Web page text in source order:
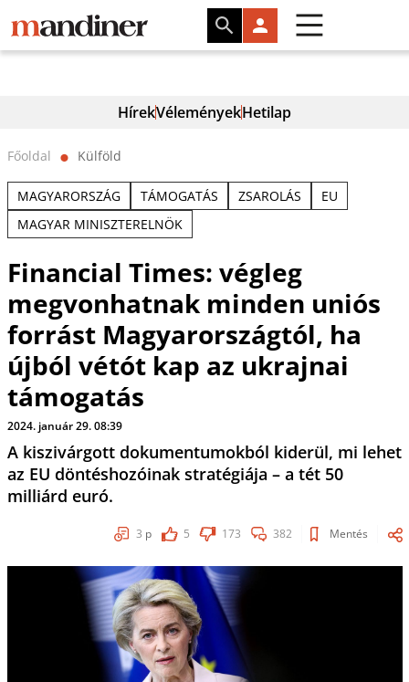
HírekVéleményekHetilap
Főoldal ⬤ Külföld
MAGYARORSZÁG TÁMOGATÁS ZSAROLÁS
EU
MAGYAR MINISZTERELNÖK
Financial Times: végleg
megvonhatnak minden uniós
forrást Magyarországtól, ha
újból vétót kap az ukrajnai
támogatás
2024. január 29. 08:39
A kiszivárgott dokumentumokból kiderül, mi lehet
az EU döntéshozóinak stratégiája – a tét 50
milliárd euró.
3 p 5 173 382 Mentés